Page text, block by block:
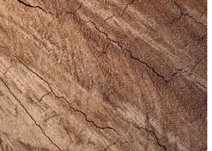
detaylıca inceleniyor.
günlerde tercih edilir, dikkat çekici bir aksesuar
keşfedin.